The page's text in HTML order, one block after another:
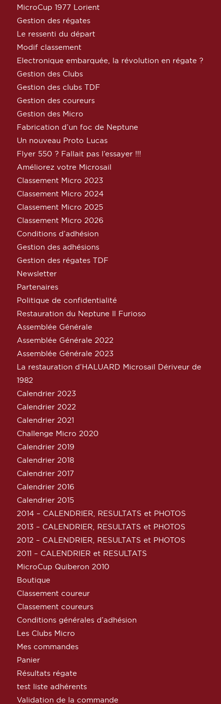
MicroCup 1977 Lorient
Gestion des régates
Le ressenti du départ
Modif classement
Electronique embarquée, la révolution en régate ?
Gestion des Clubs
Gestion des clubs TDF
Gestion des coureurs
Gestion des Micro
Fabrication d’un foc de Neptune
Un nouveau Proto Lucas
Flyer 550 ? Fallait pas l’essayer !!!
Améliorez votre Microsail
Classement Micro 2023
Classement Micro 2024
Classement Micro 2025
Classement Micro 2026
Conditions d’adhésion
Gestion des adhésions
Gestion des régates TDF
Newsletter
Partenaires
Politique de confidentialité
Restauration du Neptune Il Furioso
Assemblée Générale
Assemblée Générale 2022
Assemblée Générale 2023
La restauration d’HALUARD Microsail Dériveur de
1982
Calendrier 2023
Calendrier 2022
Calendrier 2021
Challenge Micro 2020
Calendrier 2019
Calendrier 2018
Calendrier 2017
Calendrier 2016
Calendrier 2015
2014 – CALENDRIER, RESULTATS et PHOTOS
2013 – CALENDRIER, RESULTATS et PHOTOS
2012 – CALENDRIER, RESULTATS et PHOTOS
2011 – CALENDRIER et RESULTATS
MicroCup Quiberon 2010
Boutique
Classement coureur
Classement coureurs
Conditions générales d’adhésion
Les Clubs Micro
Mes commandes
Panier
Résultats régate
test liste adhérents
Validation de la commande